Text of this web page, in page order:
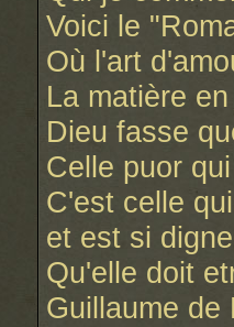
Voici le
Où l'art
La matière
Dieu fasse
Celle puor
C'est celle
et est si
Qu'elle doit
Guillaume de